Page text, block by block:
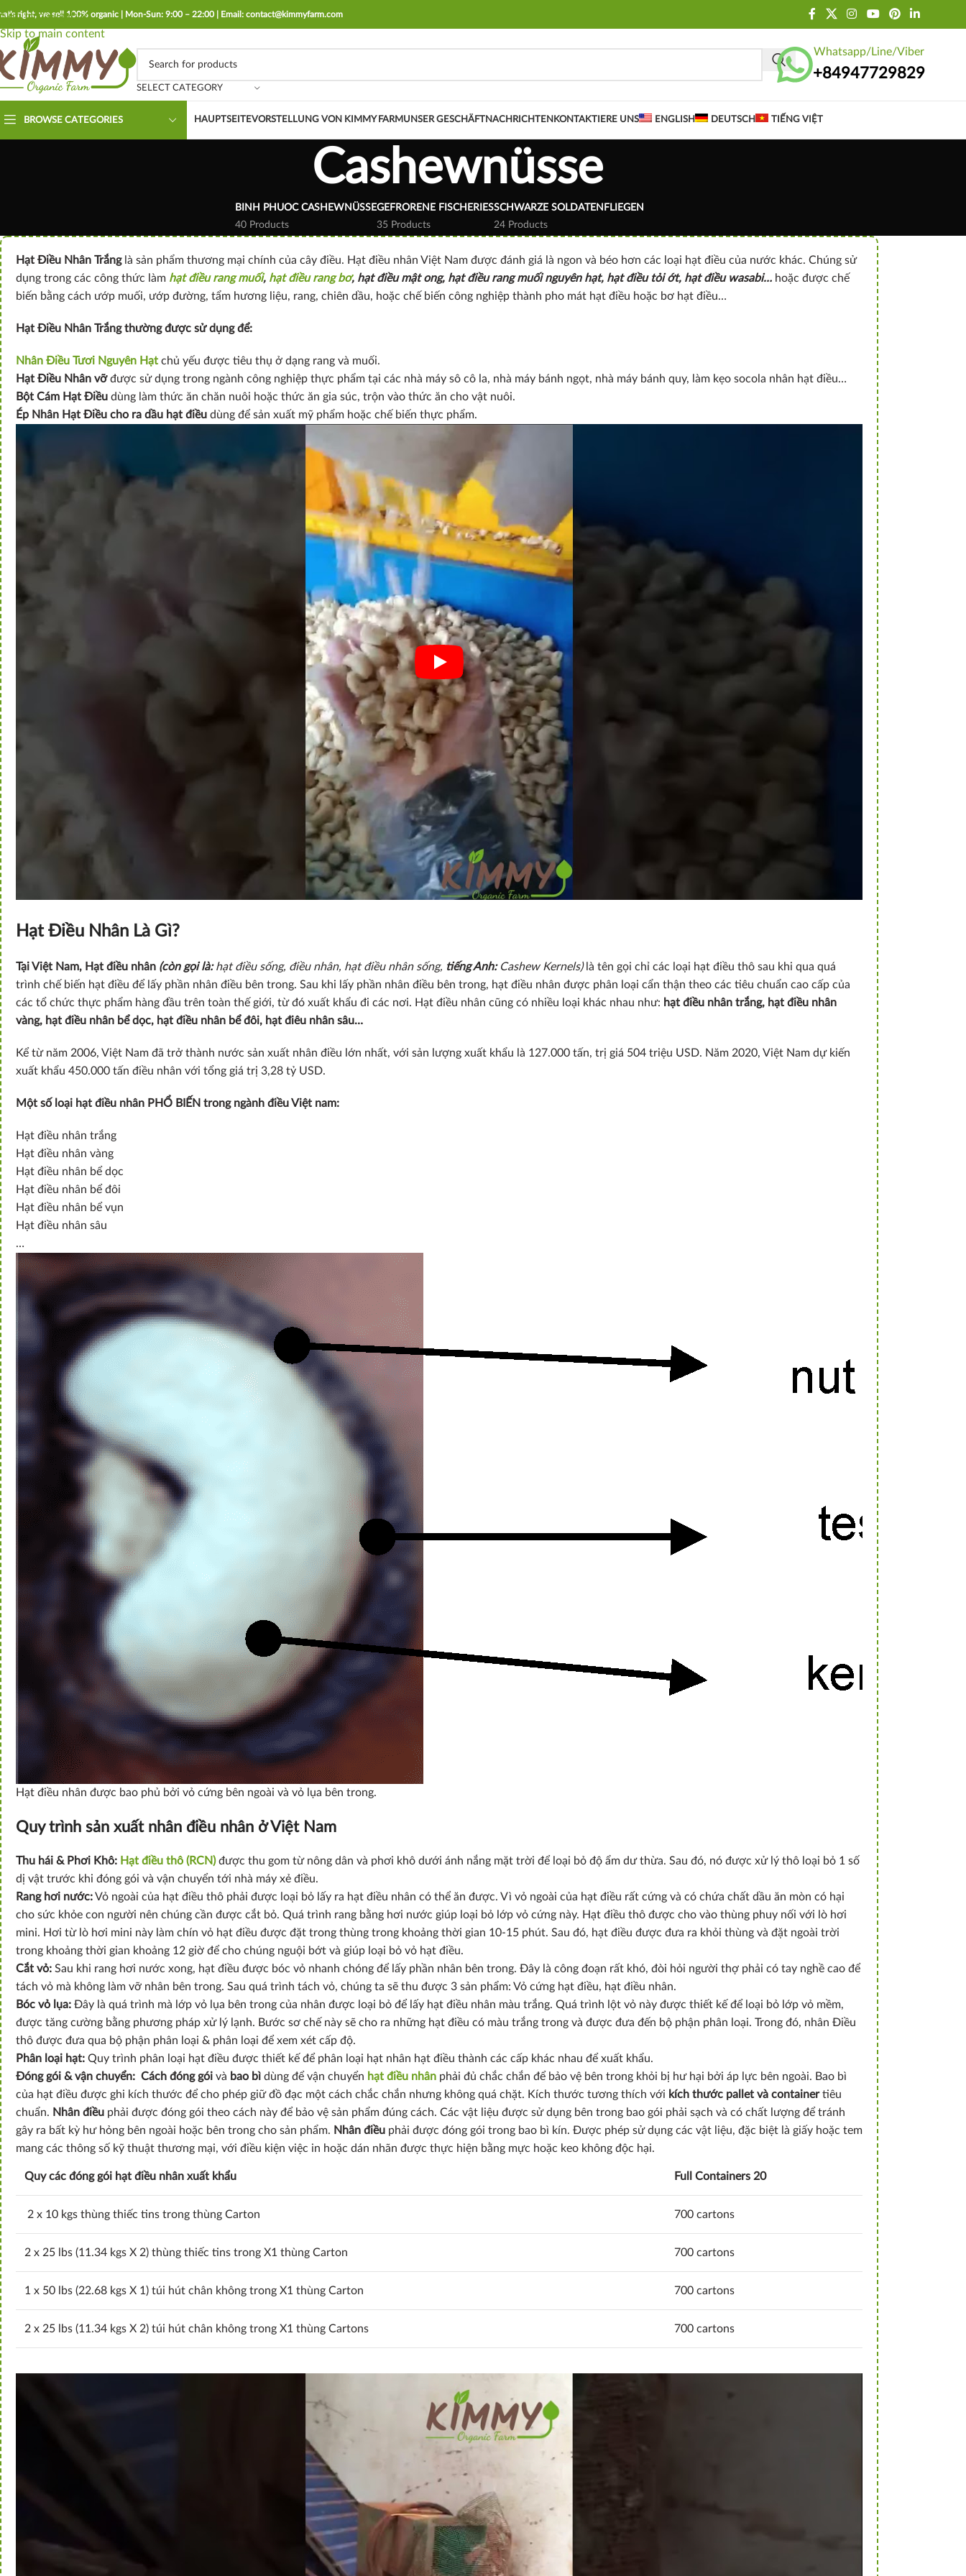
Skip to navigation
Skip to main content
right, we sell 100% organic | Mon-Sun: 9:00 – 22:00 | Email: contact@kimmyfarm.com
SELECT CATEGORY
Whatsapp/Line/Viber
+84947729829
BROWSE CATEGORIES HAUPTSEITEVORSTELLUNG VON KIMMY FARM UNSER GESCHÄFTNACHRICHTEN KONTAKTIERE UNS ENGLISH DEUTSCH TIẾNG VIỆT
Cashewnüsse
BINH PHUOC CASHEWNÜSSE
40 Products
GEFRORENE FISCHERIES
35 Products
SCHWARZE SOLDATENFLIEGEN
24 Products
Hạt Điều Nhân Trắnglà sản phẩm thương mại chính của cây điều. Hạt điều nhân Việt Nam được đánh giá là ngon và béo hơn các loại hạt điều của nước khác. Chúng sử
dụng trong các công thức làm hạt điều rang muối, hạt điều rang bơ, hạt điều mật ong, hạt điều rang muối nguyên hạt, hạt điều tỏi ớt, hạt điều wasabi… hoặc được chế
biến bằng cách ướp muối, ướp đường, tẩm hương liệu, rang, chiên dầu, hoặc chế biến công nghiệp thành pho mát hạt điều hoặc bơ hạt điều…
Hạt Điều Nhân Trắng thường được sử dụng để:
Nhân Điều Tươi Nguyên Hạt chủ yếu được tiêu thụ ở dạng rang và muối.
Hạt Điều Nhân vỡđược sử dụng trong ngành công nghiệp thực phẩm tại các nhà máy sô cô la, nhà máy bánh ngọt, nhà máy bánh quy, làm kẹo socola nhân hạt điều…
Bột Cám Hạt Điều dùng làm thức ăn chăn nuôi hoặc thức ăn gia súc, trộn vào thức ăn cho vật nuôi.
Ép Nhân Hạt Điều cho ra dầu hạt điều dùng để sản xuất mỹ phẩm hoặc chế biến thực phẩm.
Hạt Điều Nhân Là Gì?
Tại Việt Nam, Hạt điều nhân (còn gọi là:hạt điều sống, điều nhân, hạt điều nhân sống, tiếng Anh:Cashew Kernels)là tên gọi chỉ các loại hạt điều thô sau khi qua quá
trình chế biến hạt điều để lấy phần nhân điều bên trong. Sau khi lấy phần nhân điều bên trong, hạt điều nhân được phân loại cẩn thận theo các tiêu chuẩn cao cấp của
các tổ chức thực phẩm hàng đầu trên toàn thế giới, từ đó xuất khẩu đi các nơi. Hạt điều nhân cũng có nhiều loại khác nhau như: hạt điều nhân trắng, hạt điều nhân
vàng, hạt điều nhân bể dọc, hạt điều nhân bể đôi, hạt điêu nhân sâu…
Kể từ năm 2006, Việt Nam đã trở thành nước sản xuất nhân điều lớn nhất, với sản lượng xuất khẩu là 127.000 tấn, trị giá 504 triệu USD. Năm 2020, Việt Nam dự kiến
xuất khẩu 450.000 tấn điều nhân với tổng giá trị 3,28 tỷ USD.
Một số loại hạt điều nhân PHỔ BIẾN trong ngành điều Việt nam:
Hạt điều nhân trắng
Hạt điều nhân vàng
Hạt điều nhân bể dọc
Hạt điều nhân bể đôi
Hạt điều nhân bể vụn
Hạt điều nhân sâu
…
Hạt điều nhân được bao phủ bởi vỏ cứng bên ngoài và vỏ lụa bên trong.
Quy trình sản xuất nhân điều nhân ở Việt Nam
Thu hái & Phơi Khô: Hạt điều thô (RCN) được thu gom từ nông dân và phơi khô dưới ánh nắng mặt trời để loại bỏ độ ẩm dư thừa. Sau đó, nó được xử lý thô loại bỏ 1 số
dị vật trước khi đóng gói và vận chuyển tới nhà máy xẻ điều.
Rang hơi nước:Vỏ ngoài của hạt điều thô phải được loại bỏ lấy ra hạt điều nhân có thể ăn được. Vì vỏ ngoài của hạt điều rất cứng và có chứa chất dầu ăn mòn có hại
cho sức khỏe con người nên chúng cần được cắt bỏ. Quá trình rang bằng hơi nước giúp loại bỏ lớp vỏ cứng này. Hạt điều thô được cho vào thùng phuy nối với lò hơi
mini. Hơi từ lò hơi mini này làm chín vỏ hạt điều được đặt trong thùng trong khoảng thời gian 10-15 phút. Sau đó, hạt điều được đưa ra khỏi thùng và đặt ngoài trời
trong khoảng thời gian khoảng 12 giờ để cho chúng nguội bớt và giúp loại bỏ vỏ hạt điều.
Cắt vỏ: Sau khi rang hơi nước xong, hạt điều được bóc vỏ nhanh chóng để lấy phần nhân bên trong. Đây là công đoạn rất khó, đòi hỏi người thợ phải có tay nghề cao để
tách vỏ mà không làm vỡ nhân bên trong. Sau quá trình tách vỏ, chúng ta sẽ thu được 3 sản phẩm: Vỏ cứng hạt điều, hạt điều nhân.
Bóc vỏ lụa: Đây là quá trình mà lớp vỏ lụa bên trong của nhân được loại bỏ để lấy hạt điều nhân màu trắng. Quá trình lột vỏ này được thiết kế để loại bỏ lớp vỏ mềm,
được tăng cường bằng phương pháp xử lý lạnh. Bước sơ chế này sẽ cho ra những hạt điều có màu trắng trong và được đưa đến bộ phận phân loại. Trong đó, nhân Điều
thô được đưa qua bộ phận phân loại & phân loại để xem xét cấp độ.
Phân loại hạt: Quy trình phân loại hạt điều được thiết kế để phân loại hạt nhân hạt điều thành các cấp khác nhau để xuất khẩu.
Đóng gói & vận chuyển: Cách đóng gói và bao bì dùng để vận chuyển hạt điều nhân phải đủ chắc chắn để bảo vệ bên trong khỏi bị hư hại bởi áp lực bên ngoài. Bao bì
của hạt điều được ghi kích thước để cho phép giữ đồ đạc một cách chắc chắn nhưng không quá chặt. Kích thước tương thích với kích thước pallet và containertiêu
chuẩn. Nhân điều phải được đóng gói theo cách này để bảo vệ sản phẩm đúng cách. Các vật liệu được sử dụng bên trong bao gói phải sạch và có chất lượng để tránh
gây ra bất kỳ hư hỏng bên ngoài hoặc bên trong cho sản phẩm. Nhân điều phải được đóng gói trong bao bì kín. Được phép sử dụng các vật liệu, đặc biệt là giấy hoặc tem
mang các thông số kỹ thuật thương mại, với điều kiện việc in hoặc dán nhãn được thực hiện bằng mực hoặc keo không độc hại.
Quy các đóng gói hạt điều nhân xuất khẩu Full Containers 20
2 x 10 kgs thùng thiếc tins trong thùng Carton 700 cartons
2 x 25 lbs (11.34 kgs X 2) thùng thiếc tins trong X1 thùng Carton 700 cartons
1 x 50 lbs (22.68 kgs X 1) túi hút chân không trong X1 thùng Carton 700 cartons
2 x 25 lbs (11.34 kgs X 2) túi hút chân không trong X1 thùng Cartons 700 cartons